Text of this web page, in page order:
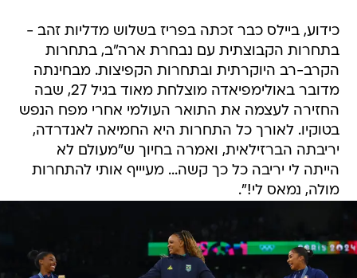
כידוע, ביילס כבר זכתה בפריז בשלוש מדליות זהב -
בתחרות הקבוצתית עם נבחרת ארה"ב, בתחרות
הקרב-רב היוקרתית ובתחרות הקפיצות. מבחינתה
מדובר באולימפיאדה מוצלחת מאוד בגיל 27, שבה
החזירה לעצמה את התואר העולמי אחרי מפח הנפש
בטוקיו. לאורך כל התחרות היא החמיאה לאנדרדה,
יריבתה הברזילאית, ואמרה בחיוך ש"מעולם לא
הייתה לי יריבה כל כך קשה... מעיייף אותי להתחרות
מולה, נמאס לי!".